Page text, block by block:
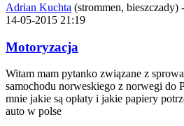
Adrian Kuchta (strommen, bieszczady) -
14-05-2015 21:19
Motoryzacja
Witam mam pytanko związane z
samochodu norweskiego z norwegi do
mnie jakie są opłaty i jakie papiery
auto w polse